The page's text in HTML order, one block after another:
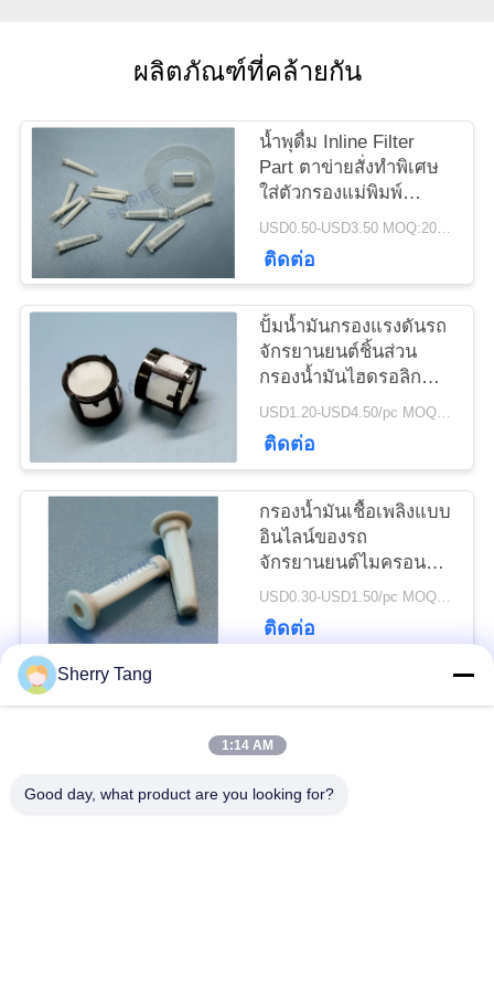
กรณี
ขอ
ใบ
เสนอ
ราคา
แผนผัง
เว็บไซต์
PRIVACY
POLICY
ผลิตภัณฑ์ที่คล้ายกัน
น้ำพุดื่ม Inline Filter
Part ตาข่ายสั่งทำพิเศษ
ใส่ตัวกรองแม่พิมพ์
พลาสติก
USD0.50-USD3.50 MOQ:200pcs
ติดต่อ
ปั้มน้ำมันกรองแรงดันรถ
จักรยานยนต์ชิ้นส่วน
กรองน้ำมันไฮดรอลิก
แบบกำหนดเอง
USD1.20-USD4.50/pc MOQ:200pcs
ติดต่อ
กรองน้ำมันเชื้อเพลิงแบบ
อินไลน์ของรถ
จักรยานยนต์ไมครอน
KTM Custom Fuel
Strainer
USD0.30-USD1.50/pc MOQ:200 ชิ้น
ติดต่อ
หมวดหมู่ยอดนิยม
ตาข่ายกรอง
ตาข่ายกรองทอ
Sherry Tang
1:14 AM
Good day, what product are you looking for?